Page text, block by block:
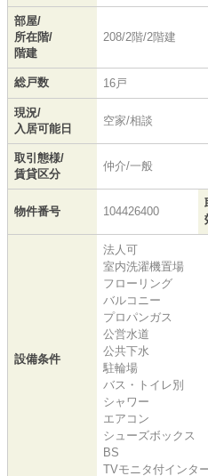
部屋/
所在階/
階建
208/2階/2階建
総戸数 16戸
現況/
入居可能日
空家/相談
取引態様/
賃貸区分
仲介/一般
物件番号 104426400
設備条件
法人可
室内洗濯機置場
フローリング
バルコニー
プロパンガス
公営水道
公共下水
駐輪場
バス・トイレ別
シャワー
エアコン
シューズボックス
BS
TVモニタ付インタ